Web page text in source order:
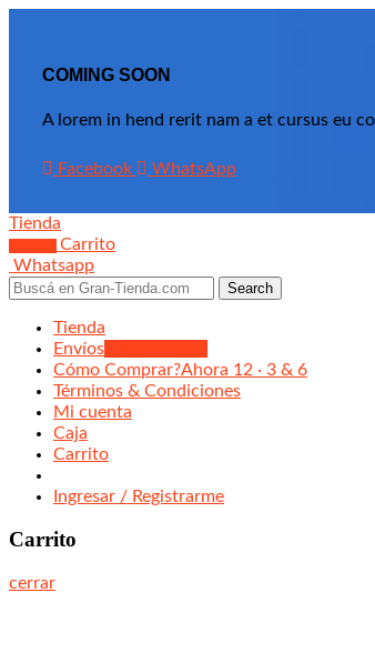
COMING SOON
A lorem in hend rerit nam a et cursus eu
Facebook WhatsApp
Tienda
Carrito
Whatsapp
Search
Tienda
Envíos
Cómo Comprar?Ahora 12 · 3 & 6
Términos & Condiciones
Mi cuenta
Caja
Carrito
Ingresar / Registrarme
Carrito
cerrar